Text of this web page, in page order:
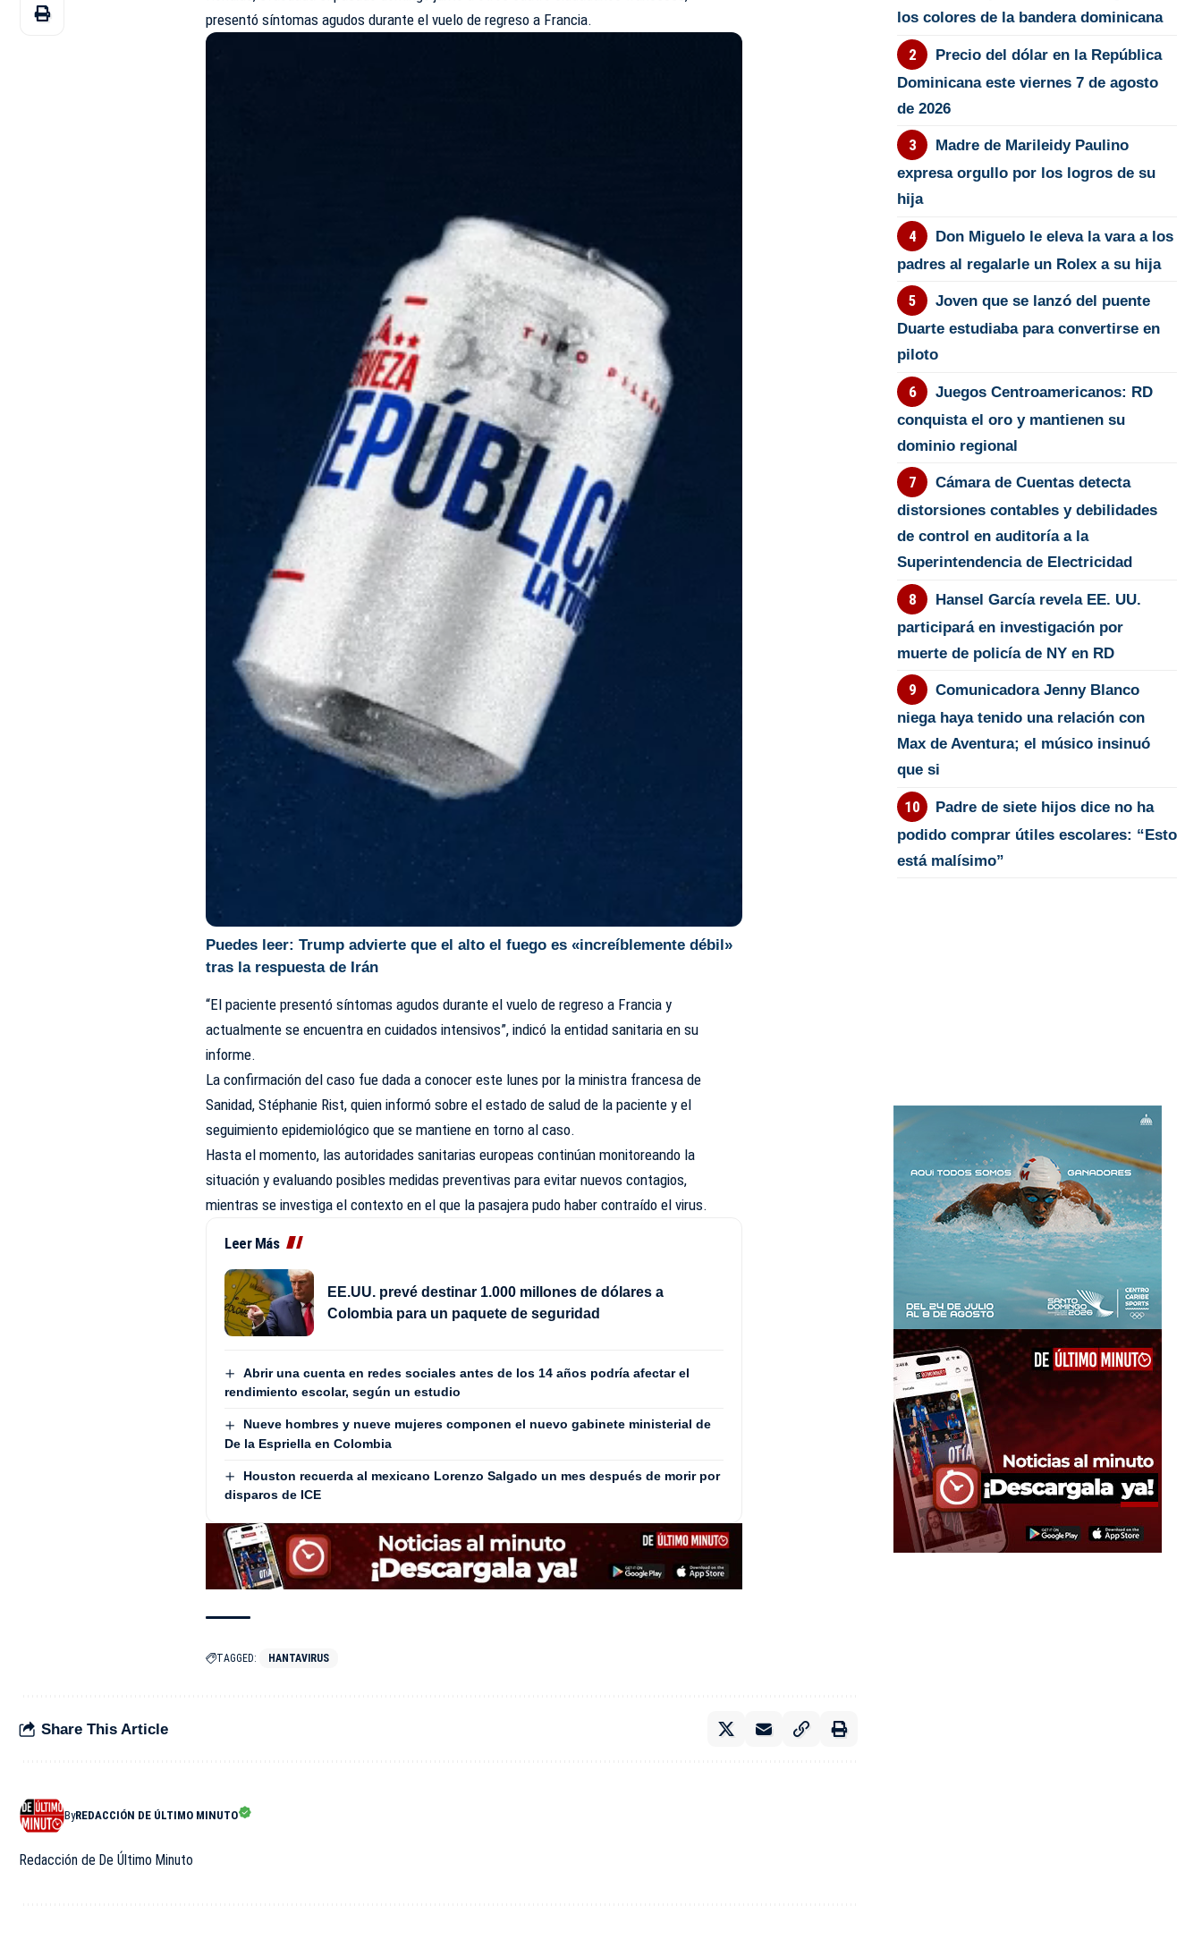
presentó síntomas agudos durante el vuelo de regreso a Francia.
Puedes leer: Trump advierte que el alto el fuego es «increíblemente débil»
tras la respuesta de Irán
“El paciente presentó síntomas agudos durante el vuelo de regreso a Francia y
actualmente se encuentra en cuidados intensivos”, indicó la entidad sanitaria en su
informe.
La confirmación del caso fue dada a conocer este lunes por la ministra francesa de
Sanidad, Stéphanie Rist, quien informó sobre el estado de salud de la paciente y el
seguimiento epidemiológico que se mantiene en torno al caso.
Hasta el momento, las autoridades sanitarias europeas continúan monitoreando la
situación y evaluando posibles medidas preventivas para evitar nuevos contagios,
mientras se investiga el contexto en el que la pasajera pudo haber contraído el virus.
Leer Más
EE.UU. prevé destinar 1.000 millones de dólares a
Colombia para un paquete de seguridad
Abrir una cuenta en redes sociales antes de los 14 años podría afectar el
rendimiento escolar, según un estudio
Nueve hombres y nueve mujeres componen el nuevo gabinete ministerial de
De la Espriella en Colombia
Houston recuerda al mexicano Lorenzo Salgado un mes después de morir por
disparos de ICE
TAGGED: HANTAVIRUS
Share This Article
ByREDACCIÓN DE ÚLTIMO MINUTO
Redacción de De Último Minuto
los colores de la bandera dominicana
Precio del dólar en la República
Dominicana este viernes 7 de agosto
de 2026
Madre de Marileidy Paulino
expresa orgullo por los logros de su
hija
Don Miguelo le eleva la vara a los
padres al regalarle un Rolex a su hija
Joven que se lanzó del puente
Duarte estudiaba para convertirse en
piloto
Juegos Centroamericanos: RD
conquista el oro y mantienen su
dominio regional
Cámara de Cuentas detecta
distorsiones contables y debilidades
de control en auditoría a la
Superintendencia de Electricidad
Hansel García revela EE. UU.
participará en investigación por
muerte de policía de NY en RD
Comunicadora Jenny Blanco
niega haya tenido una relación con
Max de Aventura; el músico insinuó
que si
Padre de siete hijos dice no ha
podido comprar útiles escolares: “Esto
está malísimo”